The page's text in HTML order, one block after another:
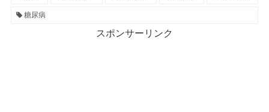
糖尿病
スポンサーリンク